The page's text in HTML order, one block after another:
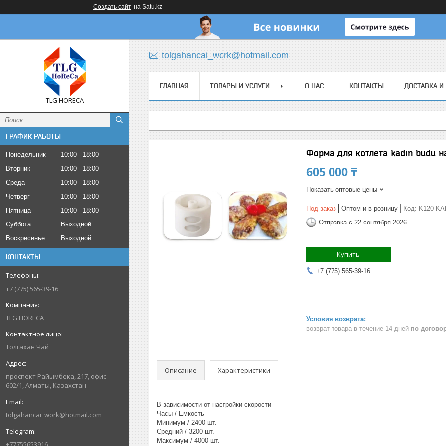
Создать сайт на Satu.kz
TLG HORECA
ГРАФИК РАБОТЫ
Понедельник 10:00
18:00
Вторник
10:00
18:00
Среда
10:00
18:00
Четверг
10:00
18:00
Пятница
10:00
18:00
Суббота
Выходной
Воскресенье
Выходной
КОНТАКТЫ
+7 (775) 565-39-16
TLG HORECA
Толгахан Чай
проспект Райымбека, 217, офис
602/1, Алматы, Казахстан
tolgahancai_work@hotmail.com
+77755653916
tolgahancai_work@hotmail.com
ГЛАВНАЯ ТОВАРЫ И УСЛУГИ О НАС КОНТАКТЫ ДОСТАВКА И
Форма для котлета kadın budu
605 000 ₸
Показать оптовые цены
Под заказ Оптом и в розницу Код: K120
Отправка с 22 сентября 2026
Купить
+7 (775) 565-39-16
возврат товара в течение 14 дней по
Описание Характеристики
В зависимости от настройки скорости
Часы / Емкость
Минимум / 2400 шт.
Средний / 3200 шт.
Максимум / 4000 шт.